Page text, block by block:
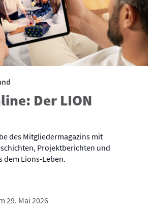
Der LION
des Mitgliedermagazins mit
Projektberichten und
dem Lions-Leben.
29. Mai 2026